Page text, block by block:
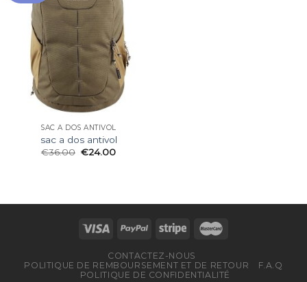
SAC A DOS ANTIVOL
sac a dos antivol
€36.00 €24.00
CONTACTEZ-NOUS
POLITIQUE DE REMBOURSEMENT ET DE RETOUR
F.A.Q
POLITIQUE DE CONFIDENTIALITÉ